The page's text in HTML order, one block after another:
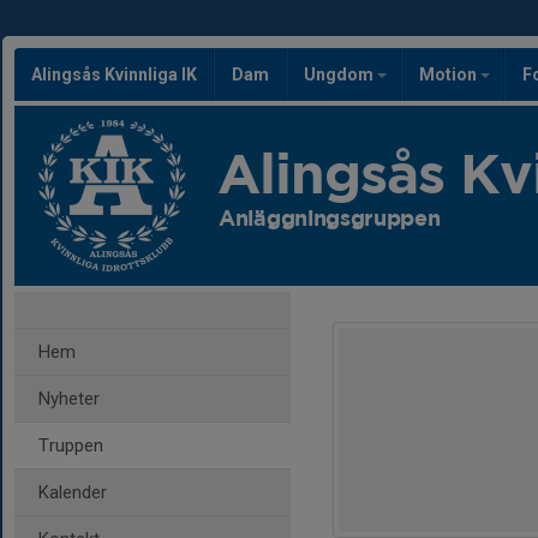
Alingsås Kvinnliga IK Dam Ungdom Motion
Alingsås
Anläggningsgruppen
Hem
Nyheter
Truppen
Kalender